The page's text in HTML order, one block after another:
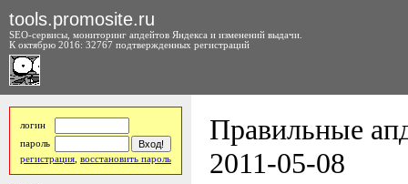
tools.promosite.ru
SEO-сервисы, мониторинг апдейтов Яндекса и изменений выдачи.
К октябрю 2016: 32767 подтвержденных регистраций
логин
пароль
регистрация восстановить пароль
Правильные
2011-05-08